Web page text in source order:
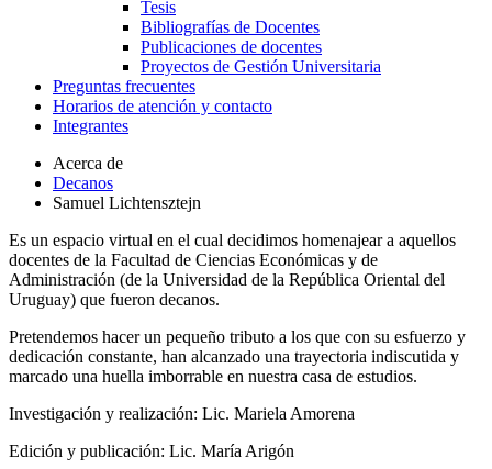
Tesis
Bibliografías de Docentes
Publicaciones de docentes
Proyectos de Gestión Universitaria
Preguntas frecuentes
Horarios de atención y contacto
Integrantes
Acerca de
Decanos
Samuel Lichtensztejn
Es un espacio virtual en el cual decidimos homenajear a aquellos
docentes de la Facultad de Ciencias Económicas y de
Administración (de la Universidad de la República Oriental del
Uruguay) que fueron decanos.
Pretendemos hacer un pequeño tributo a los que con su esfuerzo y
dedicación constante, han alcanzado una trayectoria indiscutida y
marcado una huella imborrable en nuestra casa de estudios.
Investigación y realización: Lic. Mariela Amorena
Edición y publicación: Lic. María Arigón